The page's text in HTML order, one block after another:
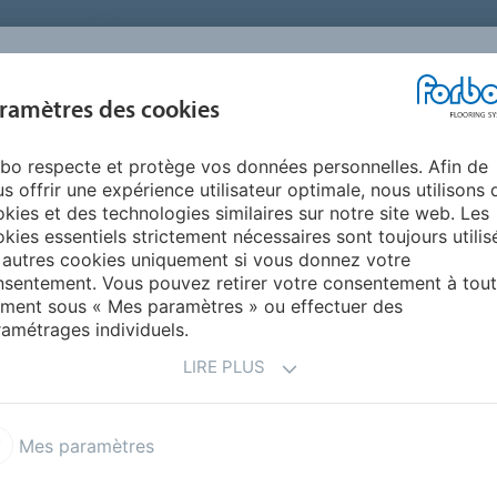
FRANCE
BLOG &
REALISATIONS
FAQ AIDE
advance - lés | dalles | dalles S
- FLOTEX
vision - lés | lés S naturals
des cookies
respecte et protège vos données personnelles. Afin de
offrir une expérience utilisateur optimale, nous utilisons
et des technologies similaires sur notre site web. Les
essentiels strictement nécessaires sont toujours
cookies uniquement si vous donnez votre
Vous pouvez retirer votre consentement à tout
sous « Mes paramètres » ou effectuer des
individuels.
LIRE PLUS
Mes paramètres